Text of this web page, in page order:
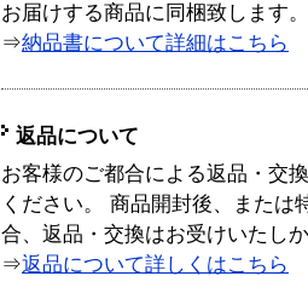
お届けする商品に同梱致します。
⇒納品書について詳細はこちら
返品について
お客様のご都合による返品・交
ください。 商品開封後、または
合、返品・交換はお受けいたし
⇒返品について詳しくはこちら